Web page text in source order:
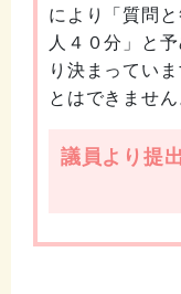
により「質問
人４０分」と
り決まってい
とはできません
議員より提